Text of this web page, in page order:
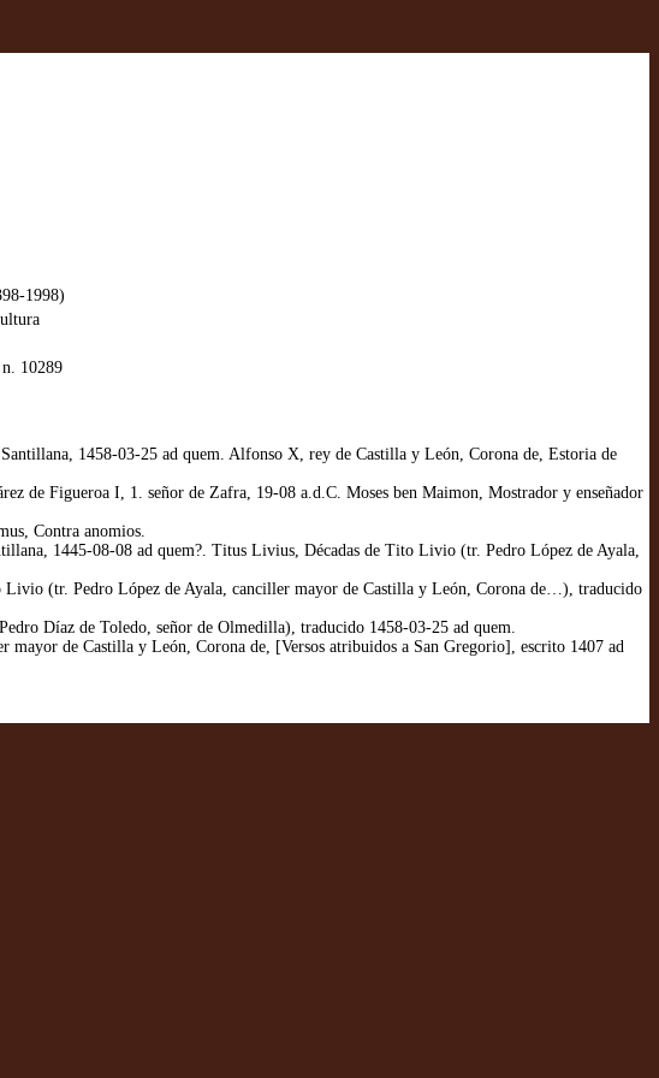
1998)
10289
1458-03-25 ad quem. Alfonso X, rey de Castilla y León, Corona de, Estoria de
de Figueroa I, 1. señor de Zafra, 19-08 a.d.C. Moses ben Maimon, Mostrador y enseñador
Contra anomios.
1445-08-08 ad quem?. Titus Livius, Décadas de Tito Livio (tr. Pedro López de Ayala,
(tr. Pedro López de Ayala, canciller mayor de Castilla y León, Corona de…), traducido
Díaz de Toledo, señor de Olmedilla), traducido 1458-03-25 ad quem.
de Castilla y León, Corona de, [Versos atribuidos a San Gregorio], escrito 1407 ad